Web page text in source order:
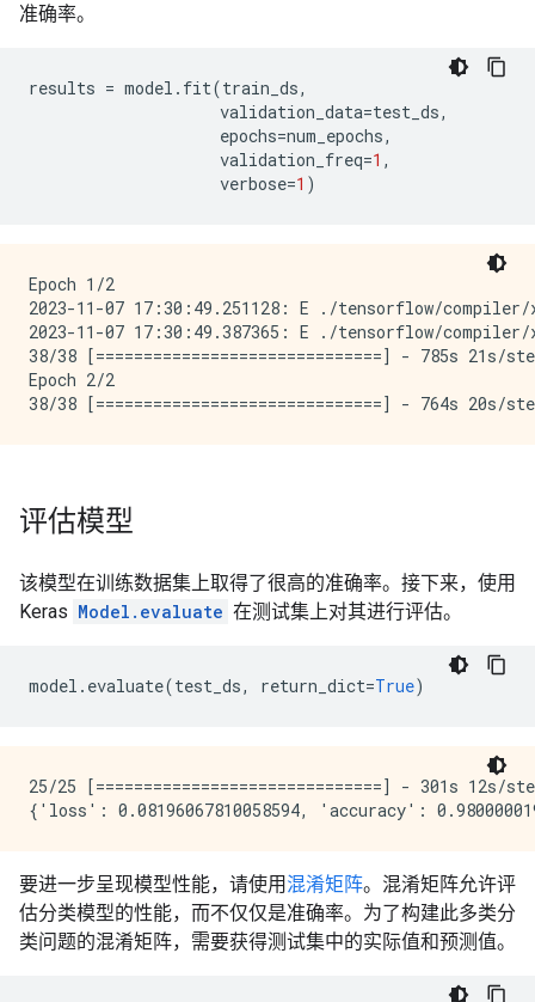
准确率。
results = model . fit(train_ds,
validation_data=test_ds,
epochs=num_epochs,
validation_freq=1 ,
verbose=1 )
Epoch 1/2
2023-11-07 17:30:49.251128: E ./tensorflow/
2023-11-07 17:30:49.387365: E ./tensorflow/
38/38 [==============================] - 785s
Epoch 2/2
评估模型
该模型在训练数据集上取得了很高的准确率。接下来，使用
Keras Model.evaluate 在测试集上对其进行评估。
model . evaluate(test_ds, return_dict=True)
25/25 [==============================] - 301s
要进一步呈现模型性能，请使用 混淆矩阵。混淆矩阵允许评
估分类模型的性能，而不仅仅是准确率。为了构建此多类分
类问题的混淆矩阵，需要获得测试集中的实际值和预测值。